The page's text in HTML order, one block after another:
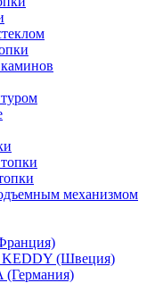
механизмом
KEDDY (Швеция)